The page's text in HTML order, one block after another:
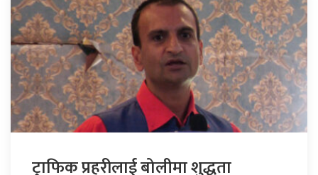
ट्राफिक प्रहरीलाई बोलीमा शुद्धता